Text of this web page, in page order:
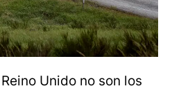
Unido no son los